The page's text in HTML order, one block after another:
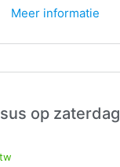
Meer informatie
op zaterdag